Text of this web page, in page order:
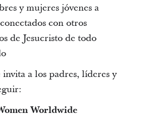
y mujeres jóvenes a
con otros
de Jesucristo de todo
invita a los padres, líderes y
Worldwide